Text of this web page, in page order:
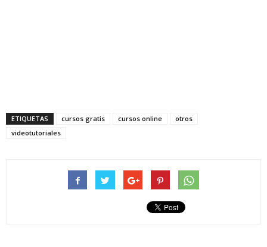
ETIQUETAS cursos gratis cursos online
otros
videotutoriales